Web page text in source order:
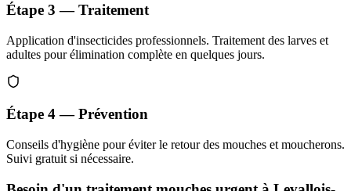
Étape 3 — Traitement
Application d'insecticides professionnels. Traitement des larves et
adultes pour élimination complète en quelques jours.
Étape 4 — Prévention
Conseils d'hygiène pour éviter le retour des mouches et moucherons.
Suivi gratuit si nécessaire.